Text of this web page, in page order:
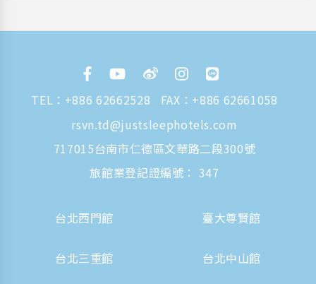
TEL： +886 62662528
FAX：+886 62661058
rsvn.td@justsleephotels.com
717015台南市仁德區文華路二段300號
旅館業登記證編號： 347
台北西門館 臺大尊賢館
台北三重館 台北中山館